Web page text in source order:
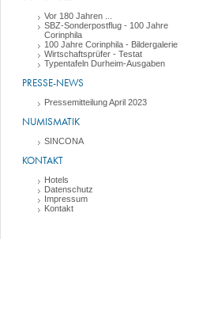
Vor 180 Jahren ...
SBZ-Sonderpostflug - 100 Jahre
Corinphila
100 Jahre Corinphila - Bildergalerie
Wirtschaftsprüfer - Testat
Typentafeln Durheim-Ausgaben
PRESSE-NEWS
Pressemitteilung April 2023
NUMISMATIK
SINCONA
KONTAKT
Hotels
Datenschutz
Impressum
Kontakt